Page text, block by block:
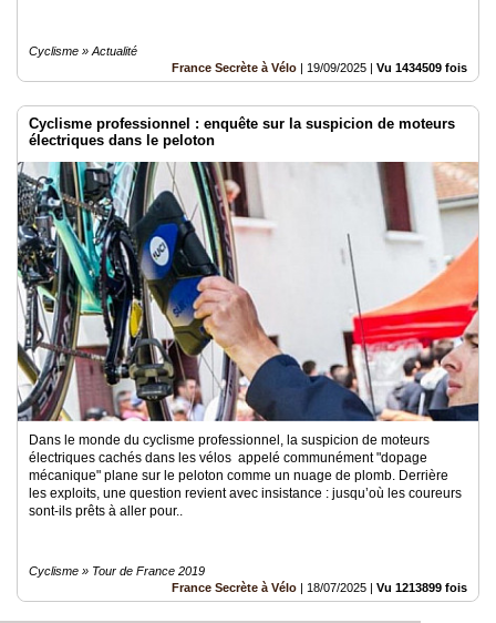
Cyclisme » Actualité
France Secrète à Vélo | 19/09/2025 | Vu 1434509 fois
Cyclisme professionnel : enquête sur la suspicion de moteurs
électriques dans le peloton
Dans le monde du cyclisme professionnel, la suspicion de moteurs
électriques cachés dans les vélos appelé communément "dopage
mécanique" plane sur le peloton comme un nuage de plomb. Derrière
les exploits, une question revient avec insistance : jusqu’où les coureurs
sont-ils prêts à aller pour..
Cyclisme » Tour de France 2019
France Secrète à Vélo | 18/07/2025 | Vu 1213899 fois